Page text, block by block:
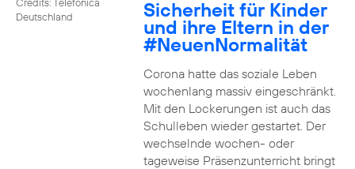
Deutschland
Sicherheit für Kinder
und ihre Eltern in der
#NeuenNormalität
Corona hatte das soziale Leben
wochenlang massiv eingeschränkt.
Mit den Lockerungen ist auch das
Schulleben wieder gestartet. Der
wechselnde wochen- oder
tageweise Präsenzunterricht bringt